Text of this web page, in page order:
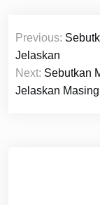
Navigasi
pos
Previous:
Jelaskan
Next: Sebutkan
Jelaskan